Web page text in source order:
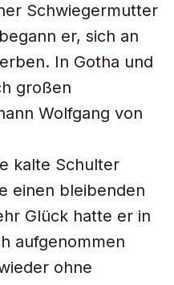
Schwiegermutter
er, sich an
In Gotha und
großen
Wolfgang von
kalte Schulter
einen bleibenden
Glück hatte er in
aufgenommen
ohne